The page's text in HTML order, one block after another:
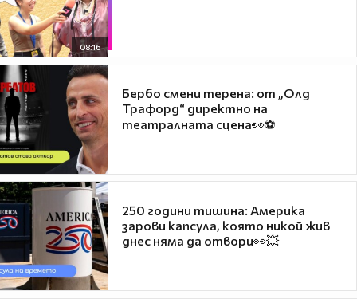
08:16
Бербо смени терена: от „Олд
Трафорд“ директно на
театралната сцена👀⚽
250 години тишина: Америка
зарови капсула, която никой жив
днес няма да отвори👀💥